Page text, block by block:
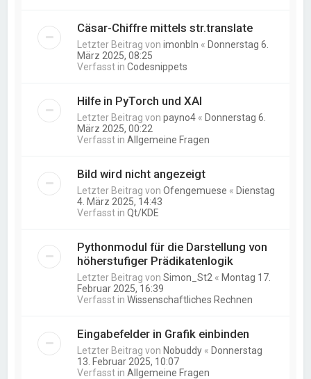
Cäsar-Chiffre mittels str.translate
Letzter Beitrag vonimonbln « Donnerstag 6.
März 2025, 08:25
Verfasst inCodesnippets
Hilfe in PyTorch und XAI
Letzter Beitrag vonpayno4 « Donnerstag 6.
März 2025, 00:22
Verfasst inAllgemeine Fragen
Bild wird nicht angezeigt
Letzter Beitrag vonOfengemuese « Dienstag
4. März 2025, 14:43
Verfasst inQt/KDE
Pythonmodul für die Darstellung von
höherstufiger Prädikatenlogik
Letzter Beitrag vonSimon_St2 « Montag 17.
Februar 2025, 16:39
Verfasst inWissenschaftliches Rechnen
Eingabefelder in Grafik einbinden
Letzter Beitrag von Nobuddy « Donnerstag
13. Februar 2025, 10:07
Verfasst inAllgemeine Fragen